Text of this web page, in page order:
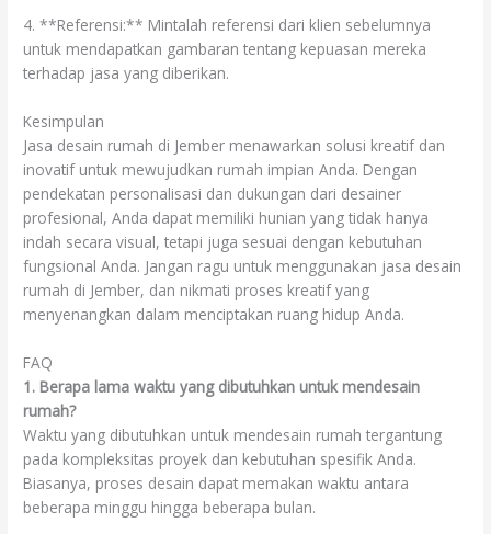
4. **Referensi:** Mintalah referensi dari klien sebelumnya
untuk mendapatkan gambaran tentang kepuasan mereka
terhadap jasa yang diberikan.
Kesimpulan
Jasa desain rumah di Jember menawarkan solusi kreatif dan
inovatif untuk mewujudkan rumah impian Anda. Dengan
pendekatan personalisasi dan dukungan dari desainer
profesional, Anda dapat memiliki hunian yang tidak hanya
indah secara visual, tetapi juga sesuai dengan kebutuhan
fungsional Anda. Jangan ragu untuk menggunakan jasa desain
rumah di Jember, dan nikmati proses kreatif yang
menyenangkan dalam menciptakan ruang hidup Anda.
FAQ
1. Berapa lama waktu yang dibutuhkan untuk mendesain
rumah?
Waktu yang dibutuhkan untuk mendesain rumah tergantung
pada kompleksitas proyek dan kebutuhan spesifik Anda.
Biasanya, proses desain dapat memakan waktu antara
beberapa minggu hingga beberapa bulan.